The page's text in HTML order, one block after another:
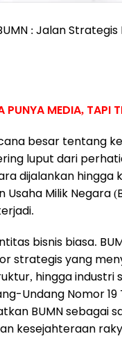
: Jalan
PUNYA MEDIA, TAPI
besar tentang
luput dari
dijalankan hingga
Milik Negara
bisnis biasa.
strategis yang
hingga
Undang Nomor
BUMN sebagai
kesejahteraan